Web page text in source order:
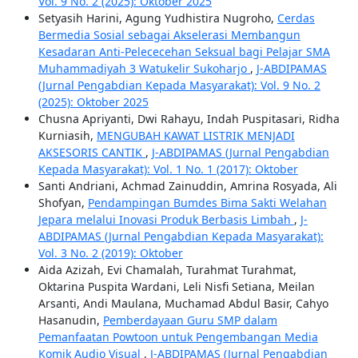
Setyasih Harini, Agung Yudhistira Nugroho, Cerdas
Bermedia Sosial sebagai Akselerasi Membangun
Kesadaran Anti-Pelececehan Seksual bagi Pelajar SMA
Muhammadiyah 3 Watukelir Sukoharjo , J-ABDIPAMAS
(Jurnal Pengabdian Kepada Masyarakat): Vol. 9 No. 2
(2025): Oktober 2025
Chusna Apriyanti, Dwi Rahayu, Indah Puspitasari, Ridha
Kurniasih, MENGUBAH KAWAT LISTRIK MENJADI
AKSESORIS CANTIK , J-ABDIPAMAS (Jurnal Pengabdian
Kepada Masyarakat): Vol. 1 No. 1 (2017): Oktober
Santi Andriani, Achmad Zainuddin, Amrina Rosyada, Ali
Shofyan, Pendampingan Bumdes Bima Sakti Welahan
Jepara melalui Inovasi Produk Berbasis Limbah , J-
ABDIPAMAS (Jurnal Pengabdian Kepada Masyarakat):
Vol. 3 No. 2 (2019): Oktober
Aida Azizah, Evi Chamalah, Turahmat Turahmat,
Oktarina Puspita Wardani, Leli Nisfi Setiana, Meilan
Arsanti, Andi Maulana, Muchamad Abdul Basir, Cahyo
Hasanudin, Pemberdayaan Guru SMP dalam
Pemanfaatan Powtoon untuk Pengembangan Media
Komik Audio Visual , J-ABDIPAMAS (Jurnal Pengabdian